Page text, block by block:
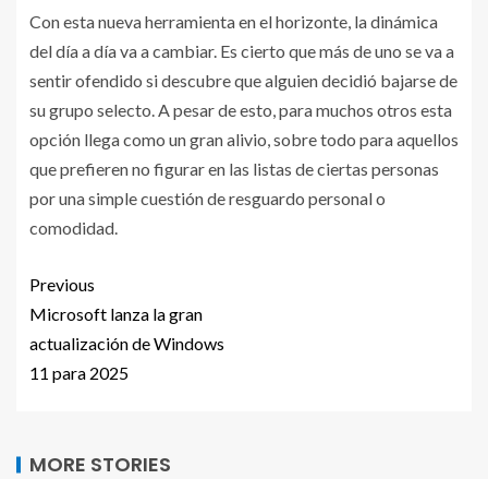
Con esta nueva herramienta en el horizonte, la dinámica
del día a día va a cambiar. Es cierto que más de uno se va a
sentir ofendido si descubre que alguien decidió bajarse de
su grupo selecto. A pesar de esto, para muchos otros esta
opción llega como un gran alivio, sobre todo para aquellos
que prefieren no figurar en las listas de ciertas personas
por una simple cuestión de resguardo personal o
comodidad.
Previous
Microsoft lanza la gran
actualización de Windows
11 para 2025
MORE STORIES